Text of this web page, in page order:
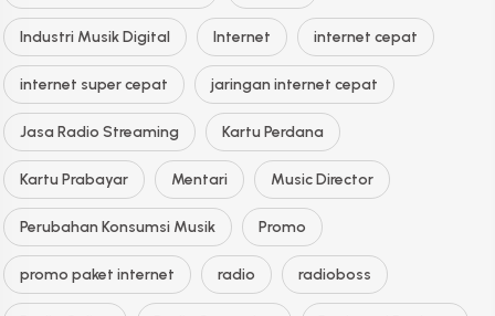
Industri Musik Digital Internet internet cepat
internet super cepat jaringan internet cepat
Jasa Radio Streaming Kartu Perdana
Kartu Prabayar Mentari Music Director
Perubahan Konsumsi Musik Promo
promo paket internet radio radioboss